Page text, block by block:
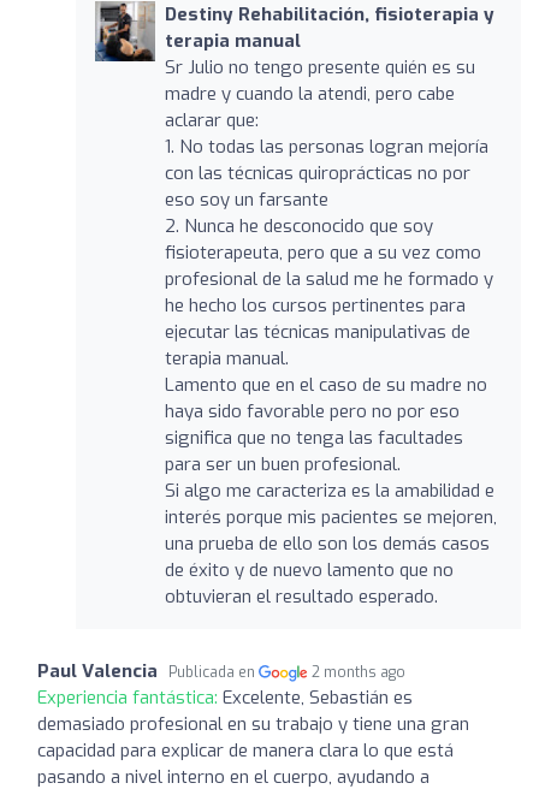
Destiny Rehabilitación, fisioterapia y
terapia manual
Sr Julio no tengo presente quién es su
madre y cuando la atendi, pero cabe
aclarar que:
1. No todas las personas logran mejoría
con las técnicas quiroprácticas no por
eso soy un farsante
2. Nunca he desconocido que soy
fisioterapeuta, pero que a su vez como
profesional de la salud me he formado y
he hecho los cursos pertinentes para
ejecutar las técnicas manipulativas de
terapia manual.
Lamento que en el caso de su madre no
haya sido favorable pero no por eso
significa que no tenga las facultades
para ser un buen profesional.
Si algo me caracteriza es la amabilidad e
interés porque mis pacientes se mejoren,
una prueba de ello son los demás casos
de éxito y de nuevo lamento que no
obtuvieran el resultado esperado.
Paul Valencia Publicada en 2 months ago
Experiencia fantástica: Excelente, Sebastián es
demasiado profesional en su trabajo y tiene una gran
capacidad para explicar de manera clara lo que está
pasando a nivel interno en el cuerpo, ayudando a